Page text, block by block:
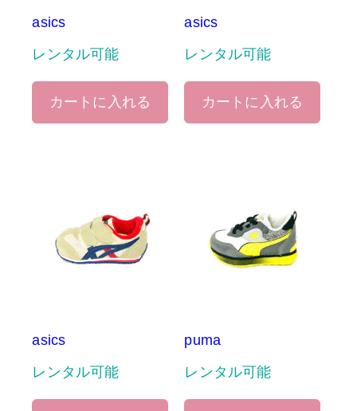
asics
レンタル可能
カートに入れる
asics
レンタル可能
カートに入れる
asics
レンタル可能
puma
レンタル可能